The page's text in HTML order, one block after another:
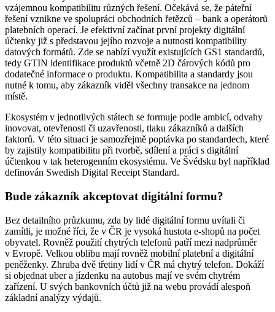
vzájemnou kompatibilitu různých řešení. Očekává se, že páteřní
řešení vznikne ve spolupráci obchodních řetězců – bank a operátorů
platebních operací. Je efektivní začínat první projekty digitální
účtenky již s představou jejího rozvoje a nutnosti kompatibility
datových formátů. Zde se nabízí využít existujících GS1 standardů,
tedy GTIN identifikace produktů včetně 2D čárových kódů pro
dodatečné informace o produktu. Kompatibilita a standardy jsou
nutné k tomu, aby zákazník viděl všechny transakce na jednom
místě.
Ekosystém v jednotlivých státech se formuje podle ambicí, odvahy
inovovat, otevřenosti či uzavřenosti, tlaku zákazníků a dalších
faktorů. V této situaci je samozřejmě poptávka po standardech, které
by zajistily kompatibilitu při tvorbě, sdílení a práci s digitální
účtenkou v tak heterogenním ekosystému. Ve Švédsku byl například
definován Swedish Digital Receipt Standard.
Bude zákazník akceptovat digitální formu?
Bez detailního průzkumu, zda by lidé digitální formu uvítali či
zamítli, je možné říci, že v ČR je vysoká hustota e-shopů na počet
obyvatel. Rovněž použití chytrých telefonů patří mezi nadprůměr
v Evropě. Velkou oblibu mají rovněž mobilní platební a digitální
peněženky. Zhruba dvě třetiny lidí v ČR má chytrý telefon. Dokáží
si objednat uber a jízdenku na autobus mají ve svém chytrém
zařízení. U svých bankovních účtů již na webu provádí alespoň
základní analýzy výdajů.